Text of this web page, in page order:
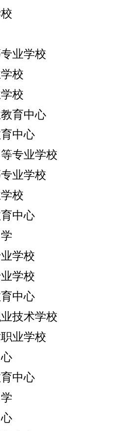
业学校
校
校
育中心
中心
专业学校
业学校
校
中心
学校
学校
中心
技术学校
业学校
中心